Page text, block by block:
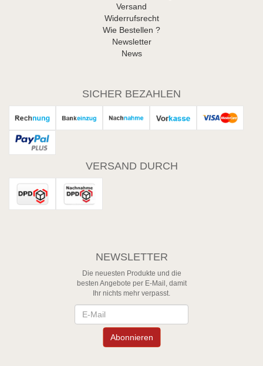
Versand
Widerrufsrecht
Wie Bestellen ?
Newsletter
News
SICHER BEZAHLEN
VERSAND DURCH
NEWSLETTER
Die neuesten Produkte und die
besten Angebote per E-Mail, damit
Ihr nichts mehr verpasst.
Abonnieren